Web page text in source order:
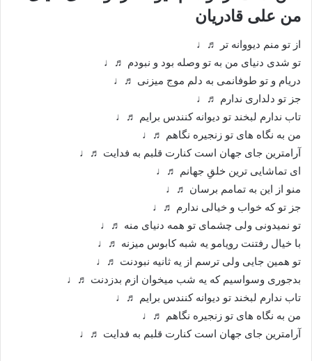
من علی قادریان
از تو منم دیووانه تر ♬♩
تو شدی دنیای من به تو وصله بود و نبودم ♬♩
دریام و تو طوفانمی به دلم موج میزنی ♬♩
جز تو دلداری ندارم ♬♩
تاب ندارم لبخند تو دیوانه کنندس برایم ♬♩
من به نگاه های تو زنجیره نگاهم ♬♩
آرامترین جای جهان است کنارت قلبم به فدایت ♬♩
ای تماشایی ترین خلقِ جهانم ♬♩
منو از این به تمامم برسان ♬♩
جز تو که خواب و خیالی ندارم ♬♩
تو نمیدونی ولی چشمای تو همه دنیای منه ♬♩
با خیال رفتنت رویامو یه شبه کابوس میزنه ♬♩
تو همین جایی ولی ترسم از یه ثانیه نبودنت ♬♩
بدجوری وسواسیم که یه شب میخوان ازم بدزدنت ♬♩
تاب ندارم لبخند تو دیوانه کنندس برایم ♬♩
من به نگاه های تو زنجیره نگاهم ♬♩
آرامترین جای جهان است کنارت قلبم به فدایت ♬♩